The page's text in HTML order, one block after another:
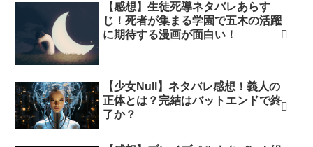
【感想】生徒死導ネタバレあらす
じ！死者が集まる学園で五木の活躍
に期待する漫画が面白い！
【少女Null】ネタバレ感想！義人の
正体とは？完結はバットエンドで終
了か？